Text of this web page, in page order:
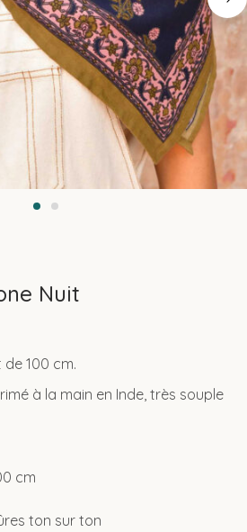
Nuit
100 cm.
à la main en Inde, très souple
cm
ton sur ton